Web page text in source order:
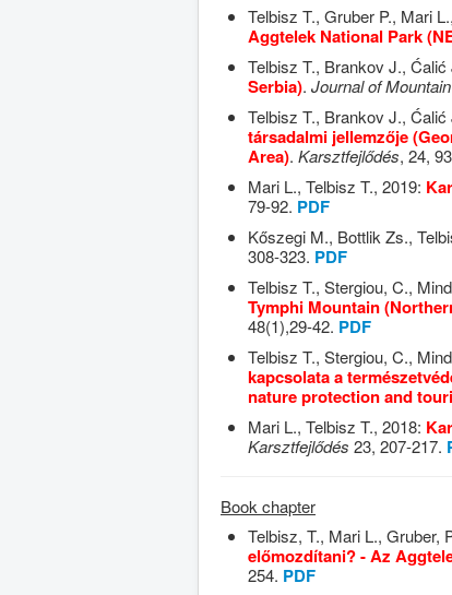
Telbisz T., Gruber P., Mari
Aggtelek National Park
Telbisz T., Brankov J., Ćalić
Serbia). Journal of
Telbisz T., Brankov J., Ćalić
társadalmi jellemzője
Area). Karsztfejlődés, 24,
Mari L., Telbisz T., 2019:
79-92. PDF
Kőszegi M., Bottlik Zs.,
308-323. PDF
Telbisz T., Stergiou, C.,
Tymphi Mountain
48(1),29-42. PDF
Telbisz T., Stergiou, C.,
kapcsolata a
nature protection and
Mari L., Telbisz T., 2018:
Karsztfejlődés 23, 207-217.
Book chapter
Telbisz, T., Mari L., Gruber,
előmozdítani? - Az
254. PDF